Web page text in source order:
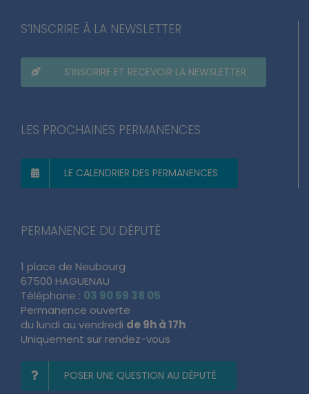
S’INSCRIRE À LA NEWSLETTER
S’INSCRIRE ET RECEVOIR LA NEWSLETTER
LES PROCHAINES PERMANENCES
LE CALENDRIER DES PERMANENCES
PERMANENCE DU DÉPUTÉ
1 place de Neubourg
67500 HAGUENAU
Téléphone : 03 90 59 38 05
Permanence ouverte
du lundi au vendredi de 9h à 17h
Uniquement sur rendez-vous
POSER UNE QUESTION AU DÉPUTÉ